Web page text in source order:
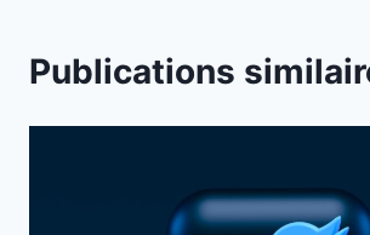
Publications